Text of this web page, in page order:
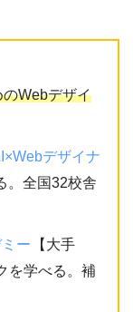
Webデザイ
デザイナ
。全国32校舎
ー
【大手
を学べる。補